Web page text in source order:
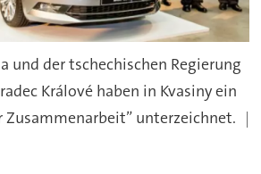
und der tschechischen Regierung
Králové haben in Kvasiny ein
Zusammenarbeit” unterzeichnet.